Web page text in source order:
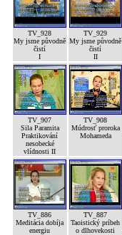
TV_928
My jsme původně
čistí
I
TV_929
My jsme původně
čistí
II
TV_907
Sila Paramita
Praktikování
nesobecké
vlídnosti II
TV_908
Múdrosť proroka
Mohameda
TV_886
Meditácia dobíja
energiu
TV_887
Taoistický príbeh
o dlhovekosti